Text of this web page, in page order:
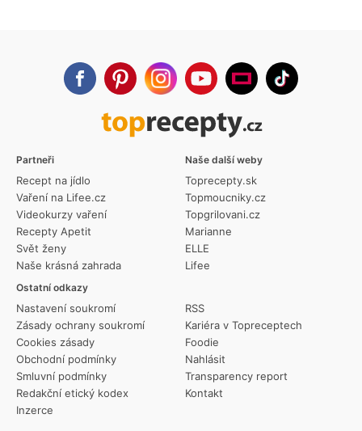
Partneři
Recept na jídlo
Vaření na Lifee.cz
Videokurzy vaření
Recepty Apetit
Svět ženy
Naše krásná zahrada
Ostatní odkazy
Nastavení soukromí
Zásady ochrany soukromí
Cookies zásady
Obchodní podmínky
Smluvní podmínky
Redakční etický kodex
Inzerce
RSS
Kariéra v Topreceptech
Foodie
Nahlásit
Transparency report
Kontakt
Naše další weby
Toprecepty.sk
Topmoucniky.cz
Topgrilovani.cz
Marianne
ELLE
Lifee